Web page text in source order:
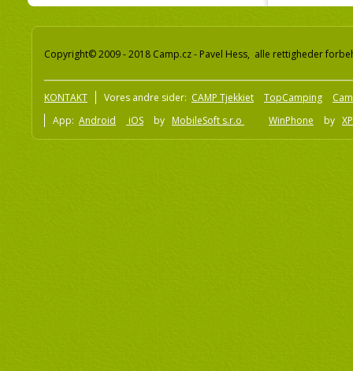
Copyright© 2009 - 2018 Camp.cz - Pavel Hess, alle rettigheder
KONTAKT Vores andre sider: CAMP Tjekkiet TopCamping
App: Android iOS by MobileSoft s.r.o WinPhone by